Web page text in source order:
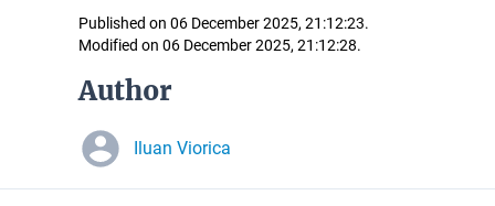
Published on 06 December 2025, 21:12:23.
Modified on 06 December 2025, 21:12:28.
Author
Iluan Viorica